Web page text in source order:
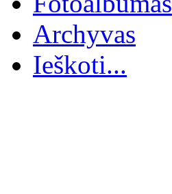
Archyvas
Ieškoti...